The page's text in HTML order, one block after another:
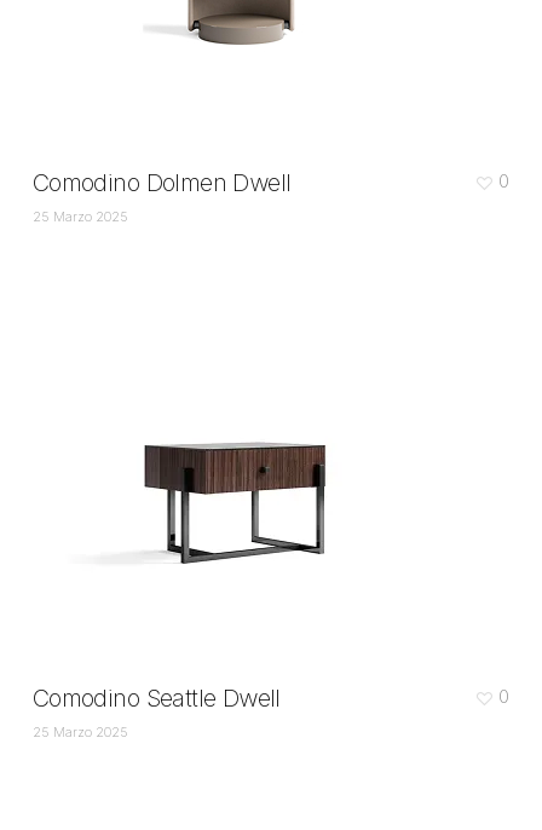
Comodino Dolmen Dwell
25 Marzo 2025
0
Comodino Seattle Dwell
25 Marzo 2025
0